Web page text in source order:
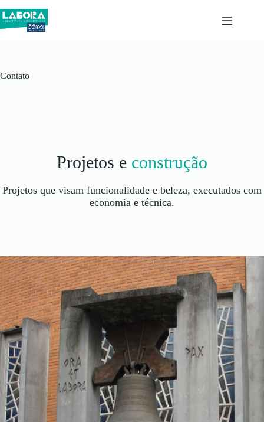
para
Contato
Projetos e construção
Projetos que visam funcionalidade e beleza, executados com
economia e técnica.